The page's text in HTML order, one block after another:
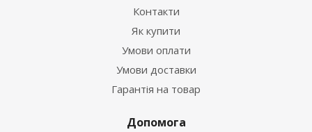
Контакти
Як купити
Умови оплати
Умови доставки
Гарантія на товар
Допомога